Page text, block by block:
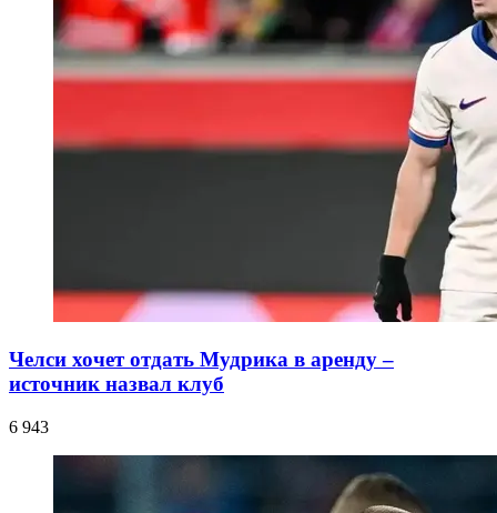
Челси хочет отдать Мудрика в аренду –
источник назвал клуб
6 943